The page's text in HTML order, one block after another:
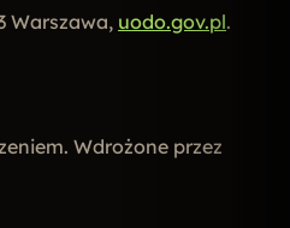
Warszawa, uodo.gov.pl.
Wdrożone przez